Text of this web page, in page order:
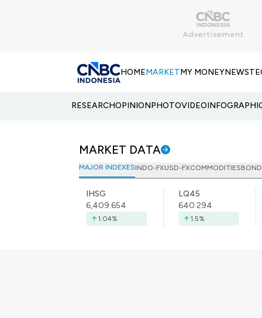
HOMEMARKETMY MONEYNEWS
RESEARCHOPINIONPHOTOVIDEO
MARKET DATA
MAJOR INDEXESINDO-FXUSD-FXCOMMODITIES
IHSG
6,409.654
1.04%
LQ45
640.294
1.5%